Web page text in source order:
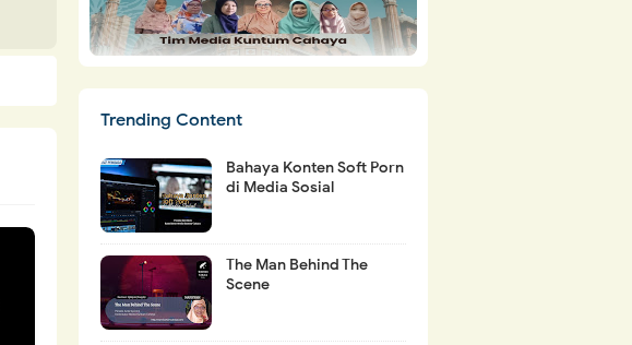
Trending Content
Bahaya Konten Soft Porn
di Media Sosial
The Man Behind The
Scene